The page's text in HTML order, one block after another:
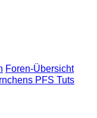
Foren-Übersicht
PFS Tuts